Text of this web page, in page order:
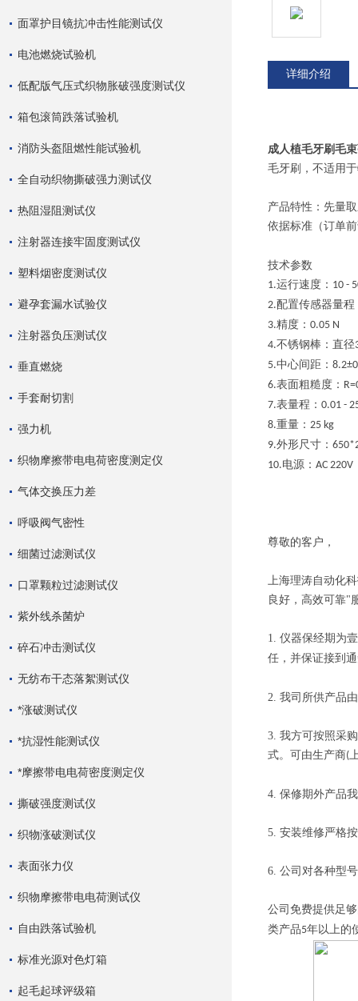
面罩护目镜抗冲击性能测试仪
电池燃烧试验机
低配版气压式织物胀破强度测试仪
箱包滚筒跌落试验机
消防头盔阻燃性能试验机
全自动织物撕破强力测试仪
热阻湿阻测试仪
注射器连接牢固度测试仪
塑料烟密度测试仪
避孕套漏水试验仪
注射器负压测试仪
垂直燃烧
手套耐切割
强力机
织物摩擦带电电荷密度测定仪
气体交换压力差
呼吸阀气密性
细菌过滤测试仪
口罩颗粒过滤测试仪
紫外线杀菌炉
碎石冲击测试仪
无纺布干态落絮测试仪
*涨破测试仪
*抗湿性能测试仪
*摩擦带电电荷密度测定仪
撕破强度测试仪
织物涨破测试仪
表面张力仪
织物摩擦带电电荷测试仪
自由跌落试验机
标准光源对色灯箱
起毛起球评级箱
详细介绍
成人植毛牙刷毛
毛牙刷，不适用
产品特性：先量
依据标准（订单
技术参数
1.运行速度： 10 -
2.配置传感器量程
3.精度： 0.05 N
4.不锈钢棒：直径
5.中心间距：
6.表面粗糙度：
7.表量程： 0.01 -
8.重量： 25 kg
9.外形尺寸：
10.电源： AC 220V
尊敬的客户，
上海理涛自动化
良好，高效可靠"
1. 仪器保经期为壹
任 ， 并保证接到
2. 我司所供产品
3. 我方可按照采
式。可由生产商(
4. 保修期外产品
5. 安装维修严格
6. 公司对各种型
公司免费提供足
类产品5年以上的